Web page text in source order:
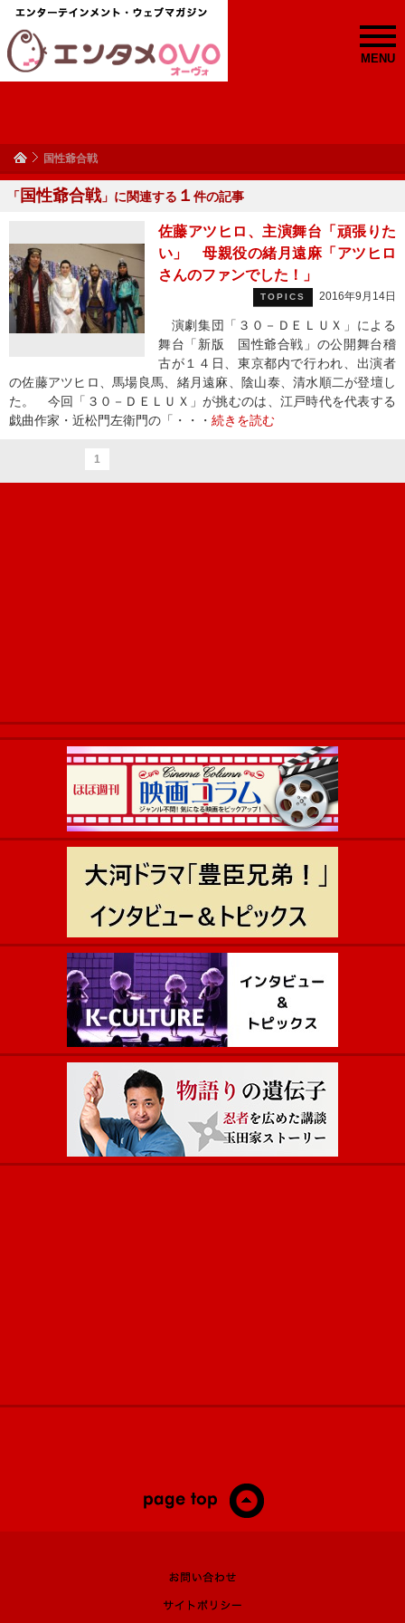
MENU
国性爺合戦
「 国性爺合戦」に関連する １ 件の記事
佐藤アツヒロ、主演舞台「頑張りた
い」 母親役の緒月遠麻「アツヒロ
さんのファンでした！」
TOPICS 2016年9月14日
演劇集団「３０－ＤＥＬＵＸ」による
舞台「新版 国性爺合戦」の公開舞台稽
古が１４日、東京都内で行われ、出演者
の佐藤アツヒロ、馬場良馬、緒月遠麻、陰山泰、清水順二が登壇し
た。 今回「３０－ＤＥＬＵＸ」が挑むのは、江戸時代を代表する
戯曲作家・近松門左衛門の「・・・ 続きを読む
1